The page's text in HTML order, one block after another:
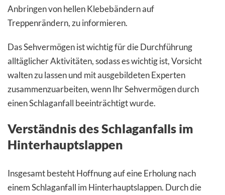
Anbringen von hellen Klebebändern auf
Treppenrändern, zu informieren.
Das Sehvermögen ist wichtig für die Durchführung
alltäglicher Aktivitäten, sodass es wichtig ist, Vorsicht
walten zu lassen und mit ausgebildeten Experten
zusammenzuarbeiten, wenn Ihr Sehvermögen durch
einen Schlaganfall beeinträchtigt wurde.
Verständnis des Schlaganfalls im
Hinterhauptslappen
Insgesamt besteht Hoffnung auf eine Erholung nach
einem Schlaganfall im Hinterhauptslappen. Durch die